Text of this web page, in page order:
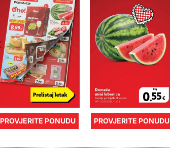
PROVJERITE PONUDU PROVJERITE PONUDU